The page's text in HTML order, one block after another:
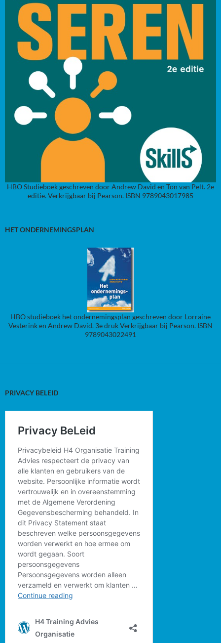
HBO Studieboek geschreven door Andrew David en Ton van Pelt. 2e
editie. Verkrijgbaar bij Pearson. ISBN 9789043017985
HET ONDERNEMINGSPLAN
HBO studieboek het ondernemingsplan geschreven door Lorraine
Vesterink en Andrew David. 3e druk Verkrijgbaar bij Pearson. ISBN
9789043022491
PRIVACY BELEID